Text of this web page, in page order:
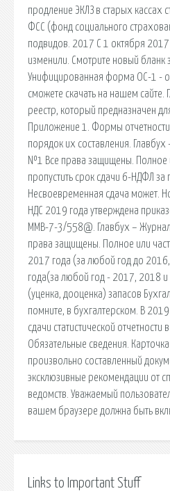
продление ЭКЛЗ в старых кассах
ФСС (фонд социального
подвидов. 2017 С 1 октября 2017
изменили. Смотрите новый бланк
Унифицированная форма ОС-1 -
сможете скачать на нашем сайте.
реестр, который предназначен
Приложение 1. Формы
порядок их составления.
№1 Все права защищены. Полное
пропустить срок сдачи 6-НДФЛ за
Несвоевременная сдача может.
НДС 2019 года утверждена
ММВ-7-3/558@. Главбух –
права защищены. Полное или
2017 года (за любой год до
года(за любой год - 2017, 2018
(уценка, дооценка) запасов
помните, в бухгалтерском. В
сдачи статистической
Обязательные сведения.
произвольно составленный
эксклюзивные рекомендации от
ведомств. Уважаемый
вашем браузере должна быть
Links to Important Stuff